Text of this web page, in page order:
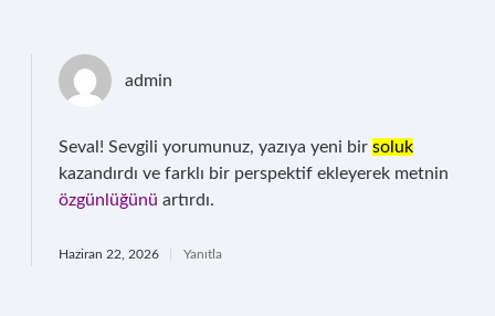
admin
Seval! Sevgili yorumunuz, yazıya yeni bir soluk
kazandırdı ve farklı bir perspektif ekleyerek metnin
özgünlüğünü artırdı.
Haziran 22, 2026 Yanıtla